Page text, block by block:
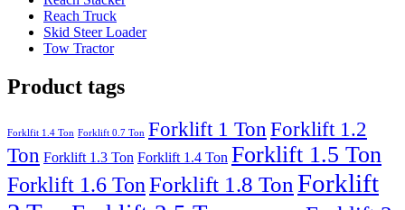
Reach Truck
Skid Steer Loader
Tow Tractor
Product tags
Forklfit 1.4 Ton Forklift 0.7 Ton Forklift 1 Ton Forklift 1.2
Ton Forklift 1.3 Ton Forklift 1.4 Ton Forklift 1.5 Ton
Forklift 1.6 TonForklift 1.8 Ton Forklift